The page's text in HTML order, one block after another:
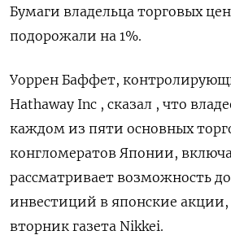
Бумаги владельца торговых
подорожали на 1%.
Уоррен Баффет,
Hathaway Inc , сказал , что
каждом из пяти основных
конгломератов Японии,
рассматривает возможность
инвестиций в японские
вторник газета Nikkei.